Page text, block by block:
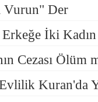
Vurun" Der
İki
Cezası Ölüm
Kuran'da